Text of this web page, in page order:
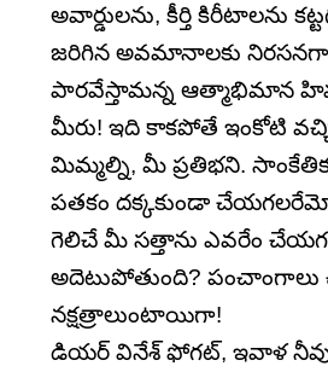
అవార్డులను, కీర్తి కిరీటాలను
జరిగిన అవమానాలకు
పారవేస్తామన్న ఆత్మాభిమాన
మీరు! ఇది కాకపోతే ఇంకోటి వచ్చి
మిమ్మల్ని, మీ ప్రతిభని.
పతకం దక్కకుండా
గెలిచే మీ సత్తాను ఎవరేం
అదెటుపోతుంది? పంచాంగాలు
నక్షత్రాలుంటాయిగా!
డియర్ వినేశ్ ఫోగట్, ఇవాళ నీవు